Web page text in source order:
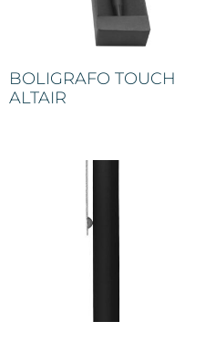
BOLIGRAFO TOUCH
ALTAIR